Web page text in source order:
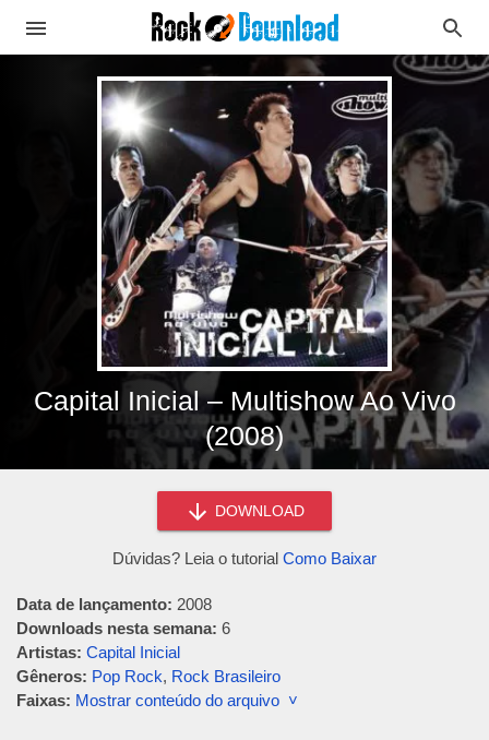
Capital Inicial – Multishow Ao Vivo
(2008)
DOWNLOAD
Dúvidas? Leia o tutorial Como Baixar
Data de lançamento: 2008
Downloads nesta semana: 6
Artistas: Capital Inicial
Gêneros: Pop Rock, Rock Brasileiro
Faixas: Mostrar conteúdo do arquivo ˅